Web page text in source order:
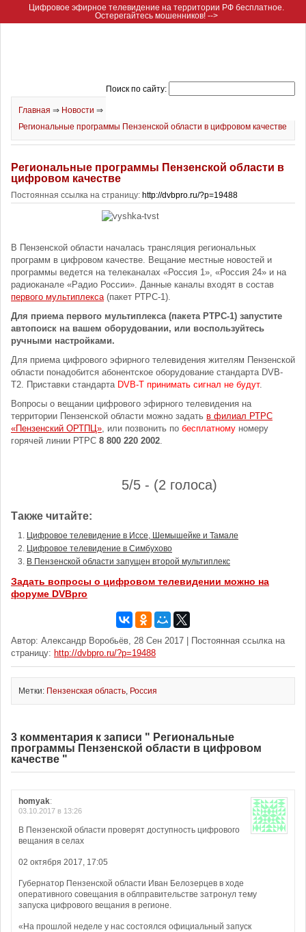
Цифровое эфирное телевидение на территории РФ бесплатное.
Остерегайтесь мошенников! -->
Поиск по сайту:
Главная ⇒ Новости ⇒
Региональные программы Пензенской области в цифровом качестве
Региональные программы Пензенской области в
цифровом качестве
Постоянная ссылка на страницу: http://dvbpro.ru/?p=19488
В Пензенской области началась трансляция региональных
программ в цифровом качестве. Вещание местные новостей и
программы ведется на телеканалах «Россия 1», «Россия 24» и на
радиоканале «Радио России». Данные каналы входят в состав
первого мультиплекса(пакет РТРС-1).
Для приема первого мультиплекса (пакета РТРС-1) запустите
автопоиск на вашем оборудовании, или воспользуйтесь
ручными настройками.
Для приема цифрового эфирного телевидения жителям Пензенской
области понадобится абонентское оборудование стандарта DVB-
T2. Приставки стандарта DVB-T принимать сигнал не будут.
Вопросы о вещании цифрового эфирного телевидения на
территории Пензенской области можно задать в филиал РТРС
«Пензенский ОРТПЦ», или позвонить по бесплатному номеру
горячей линии РТРС 8 800 220 2002.
5/5 - (2 голоса)
Также читайте:
Цифровое телевидение в Иссе, Шемышейке и Тамале
Цифровое телевидение в Симбухово
В Пензенской области запущен второй мультиплекс
Задать вопросы о цифровом телевидении можно на
форуме DVBpro
Автор: Александр Воробьёв, 28 Сен 2017 | Постоянная ссылка на
страницу: http://dvbpro.ru/?p=19488
Метки: Пензенская область, Россия
3 комментария к записи " Региональные
программы Пензенской области в цифровом
качестве "
homyak:
03.10.2017 в 13:26
В Пензенской области проверят доступность цифрового
вещания в селах
02 октября 2017, 17:05
Губернатор Пензенской области Иван Белозерцев в ходе
оперативного совещания в облправительстве затронул тему
запуска цифрового вещания в регионе.
«На прошлой неделе у нас состоялся официальный запуск